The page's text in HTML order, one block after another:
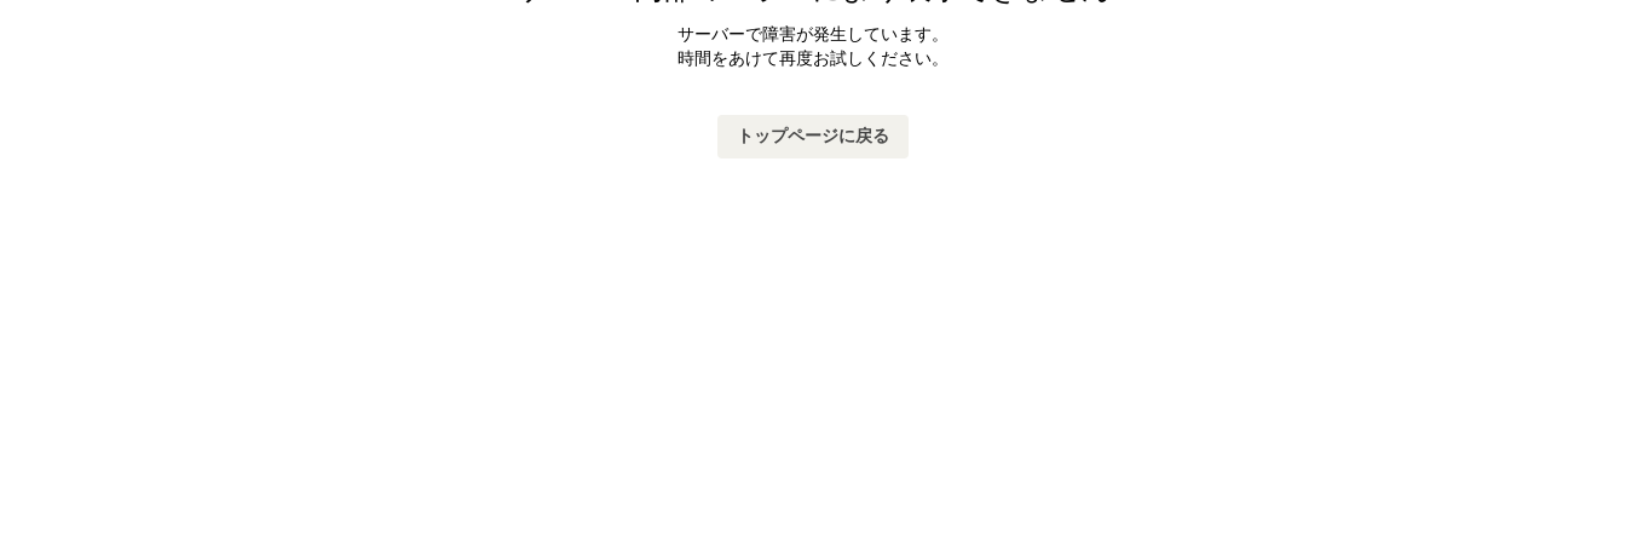
サーバーで障害が発生しています。
時間をあけて再度お試しください。
トップページに戻る